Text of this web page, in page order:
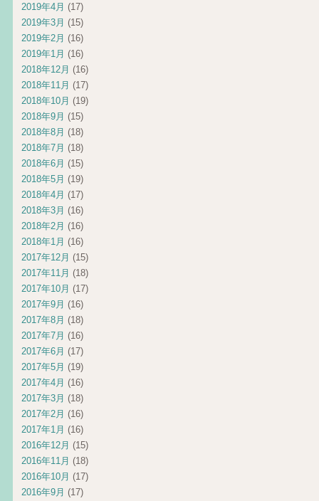
2019年4月 (17)
2019年3月 (15)
2019年2月 (16)
2019年1月 (16)
2018年12月 (16)
2018年11月 (17)
2018年10月 (19)
2018年9月 (15)
2018年8月 (18)
2018年7月 (18)
2018年6月 (15)
2018年5月 (19)
2018年4月 (17)
2018年3月 (16)
2018年2月 (16)
2018年1月 (16)
2017年12月 (15)
2017年11月 (18)
2017年10月 (17)
2017年9月 (16)
2017年8月 (18)
2017年7月 (16)
2017年6月 (17)
2017年5月 (19)
2017年4月 (16)
2017年3月 (18)
2017年2月 (16)
2017年1月 (16)
2016年12月 (15)
2016年11月 (18)
2016年10月 (17)
2016年9月 (17)